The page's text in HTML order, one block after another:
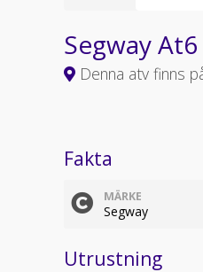
Segway
Denna atv finns
Fakta
MÄRKE
Segway
Utrustning